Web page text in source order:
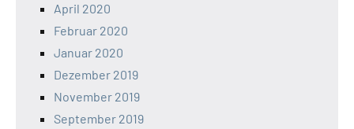
April 2020
Februar 2020
Januar 2020
Dezember 2019
November 2019
September 2019